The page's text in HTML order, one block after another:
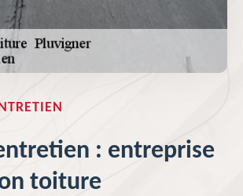
: entreprise
toiture